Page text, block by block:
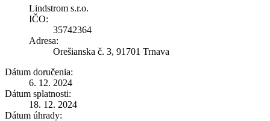
Lindstrom s.r.o.
IČO:
35742364
Adresa:
Orešianska č. 3, 91701 Trnava
Dátum doručenia:
6. 12. 2024
Dátum splatnosti:
18. 12. 2024
Dátum úhrady: